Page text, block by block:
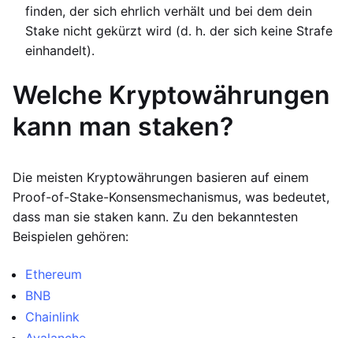
finden, der sich ehrlich verhält und bei dem dein
Stake nicht gekürzt wird (d. h. der sich keine Strafe
einhandelt).
Welche Kryptowährungen
kann man staken?
Die meisten Kryptowährungen basieren auf einem
Proof-of-Stake-Konsensmechanismus, was bedeutet,
dass man sie staken kann. Zu den bekanntesten
Beispielen gehören:
Ethereum
BNB
Chainlink